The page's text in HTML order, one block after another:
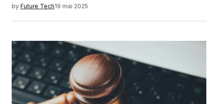
by Future Tech19 mai 2025